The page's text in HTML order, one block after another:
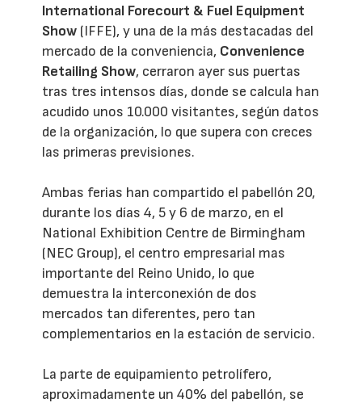
International Forecourt & Fuel Equipment
Show (IFFE), y una de la más destacadas del
mercado de la conveniencia, Convenience
Retailing Show, cerraron ayer sus puertas
tras tres intensos días, donde se calcula han
acudido unos 10.000 visitantes, según datos
de la organización, lo que supera con creces
las primeras previsiones.
Ambas ferias han compartido el pabellón 20,
durante los días 4, 5 y 6 de marzo, en el
National Exhibition Centre de Birmingham
(NEC Group), el centro empresarial mas
importante del Reino Unido, lo que
demuestra la interconexión de dos
mercados tan diferentes, pero tan
complementarios en la estación de servicio.
La parte de equipamiento petrolífero,
aproximadamente un 40% del pabellón, se